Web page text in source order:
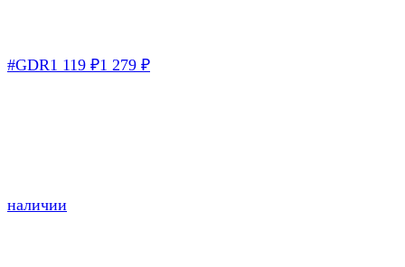
#GDR1 119 ₽1 279 ₽
наличии